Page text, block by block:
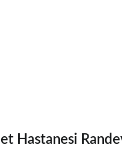
Hastanesi